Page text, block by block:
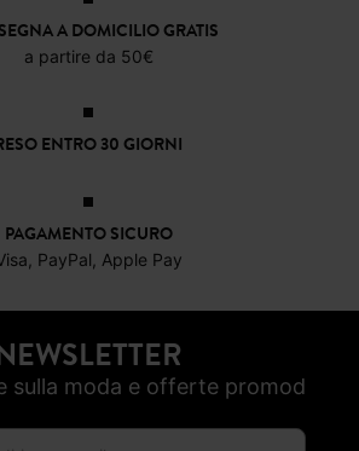
A DOMICILIO GRATIS
a partire da 50€
ENTRO 30 GIORNI
PAGAMENTO SICURO
PayPal, Apple Pay
sulla moda e offerte promod